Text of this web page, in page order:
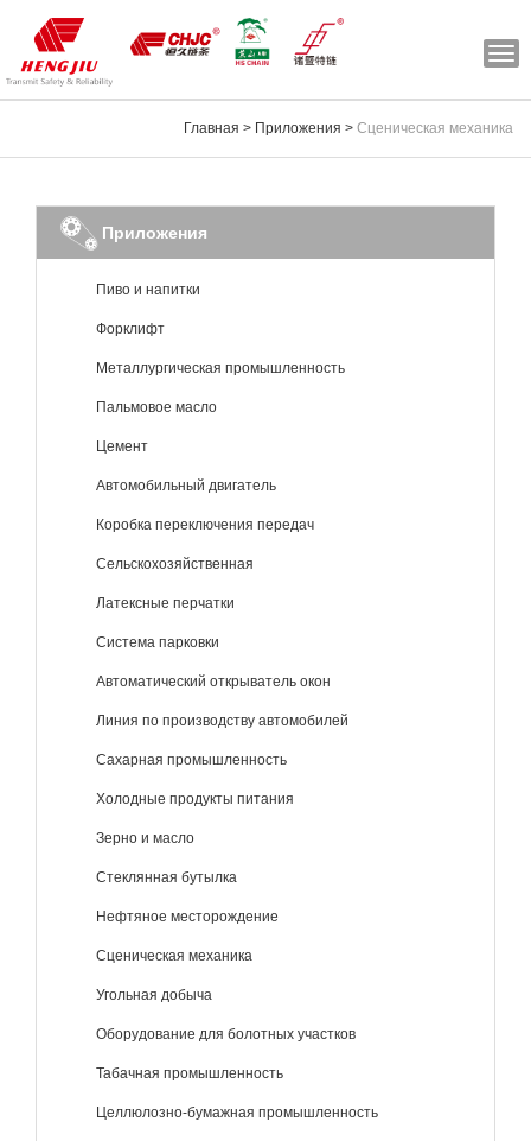
Главная > Приложения > Сценическая механика
Приложения
Пиво и напитки
Форклифт
Металлургическая промышленность
Пальмовое масло
Цемент
Автомобильный двигатель
Коробка переключения передач
Сельскохозяйственная
Латексные перчатки
Система парковки
Автоматический открыватель окон
Линия по производству автомобилей
Сахарная промышленность
Холодные продукты питания
Зерно и масло
Стеклянная бутылка
Нефтяное месторождение
Сценическая механика
Угольная добыча
Оборудование для болотных участков
Табачная промышленность
Целлюлозно-бумажная промышленность